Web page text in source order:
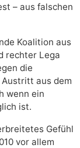
– aus falschen
Koalition aus
rechter Lega
die
aus dem
wenn ein
ist.
Gefühl
vor allem